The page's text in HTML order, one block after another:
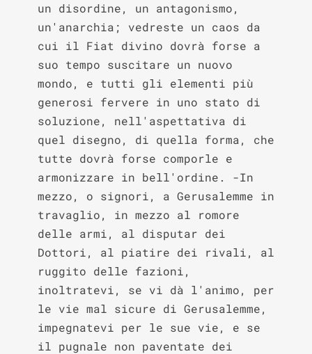
un disordine, un antagonismo,
un'anarchia; vedreste un caos da
cui il Fiat divino dovrà forse a
suo tempo suscitare un nuovo
mondo, e tutti gli elementi più
generosi fervere in uno stato di
soluzione, nell'aspettativa di
quel disegno, di quella forma, che
tutte dovrà forse comporle e
armonizzare in bell'ordine. -In
mezzo, o signori, a Gerusalemme in
travaglio, in mezzo al romore
delle armi, al disputar dei
Dottori, al piatire dei rivali, al
ruggito delle fazioni,
inoltratevi, se vi dà l'animo, per
le vie mal sicure di Gerusalemme,
impegnatevi per le sue vie, e se
il pugnale non paventate dei